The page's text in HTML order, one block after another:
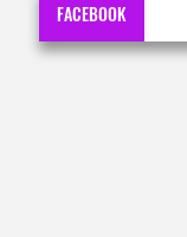
FACEBOOK